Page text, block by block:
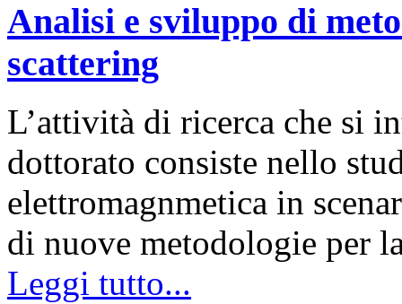
Analisi e sviluppo di
scattering
L’attività di ricerca che si
dottorato consiste nello
elettromagnmetica in
di nuove metodologie per
Leggi tutto...